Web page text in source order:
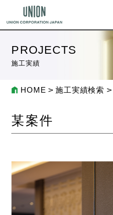
PROJECTS
施工実績
HOME 施工実績検索
某案件